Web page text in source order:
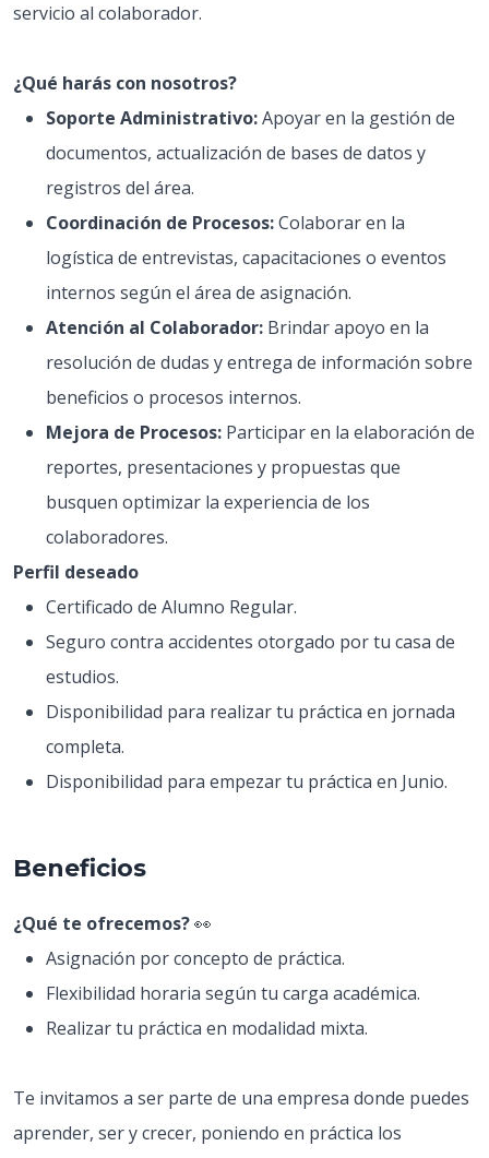
servicio al colaborador.
¿Qué harás con nosotros?
Soporte Administrativo:Apoyar en la gestión de
documentos, actualización de bases de datos y
registros del área.
Coordinación de Procesos:Colaborar en la
logística de entrevistas, capacitaciones o eventos
internos según el área de asignación.
Atención al Colaborador: Brindar apoyo en la
resolución de dudas y entrega de información sobre
beneficios o procesos internos.
Mejora de Procesos: Participar en la elaboración de
reportes, presentaciones y propuestas que
busquen optimizar la experiencia de los
colaboradores.
Perfil deseado
Certificado de Alumno Regular.
Seguro contra accidentes otorgado por tu casa de
estudios.
Disponibilidad para realizar tu práctica en jornada
completa.
Disponibilidad para empezar tu práctica en Junio.
Beneficios
¿Qué te ofrecemos?👀
Asignación por concepto de práctica.
Flexibilidad horaria según tu carga académica.
Realizar tu práctica en modalidad mixta.
Te invitamos a ser parte de una empresa donde puedes
aprender, ser y crecer, poniendo en práctica los